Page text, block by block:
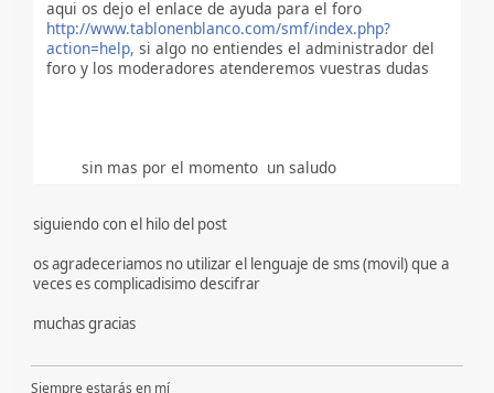
aqui os dejo el enlace de ayuda para el foro
http://www.tablonenblanco.com/smf/index.php?
action=help, si algo no entiendes el administrador del
foro y los moderadores atenderemos vuestras dudas
sin mas por el momento un saludo
siguiendo con el hilo del post
os agradeceriamos no utilizar el lenguaje de sms (movil) que a
veces es complicadisimo descifrar
muchas gracias
Siempre estarás en mí